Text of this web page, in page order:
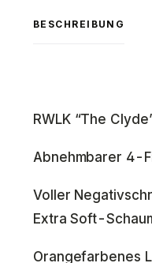
BESCHREIBUNG
RWLK “The
Abnehmbarer 4-
Voller
Extra Soft-
Orangefarbenes